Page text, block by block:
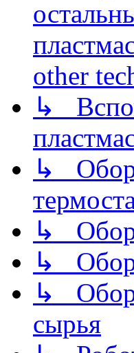
other
↳
↳
↳
↳
↳
сырья